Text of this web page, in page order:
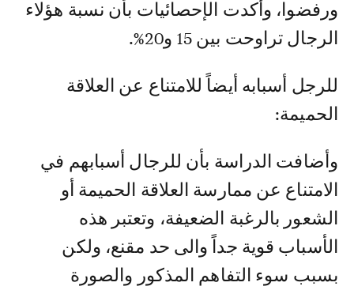
ورفضوا، وأكدت الإحصائيات بأن نسبة هؤلاء
الرجال تراوحت بين 15 و20%.
للرجل أسبابه أيضاً للامتناع عن العلاقة
الحميمة:
وأضافت الدراسة بأن للرجال أسبابهم في
الامتناع عن ممارسة العلاقة الحميمة أو
الشعور بالرغبة الضعيفة، وتعتبر هذه
الأسباب قوية جداً والى حد مقنع، ولكن
بسبب سوء التفاهم المذكور والصورة